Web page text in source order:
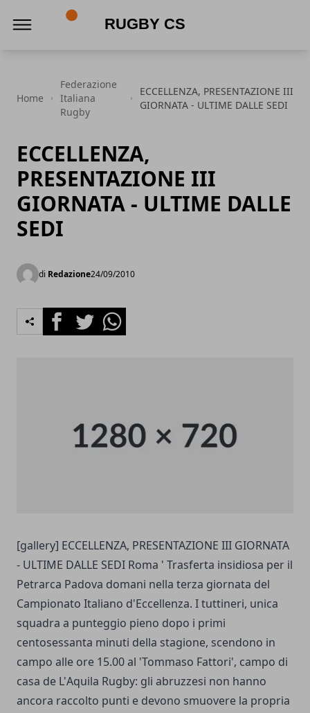
Home
Federazione
Italiana
Rugby
ECCELLENZA, PRESENTAZIONE III
GIORNATA - ULTIME DALLE SEDI
ECCELLENZA,
PRESENTAZIONE III
GIORNATA - ULTIME DALLE
SEDI
di Redazione24/09/2010
FacebookTwitterWhatsapp
[gallery] ECCELLENZA, PRESENTAZIONE III GIORNATA
- ULTIME DALLE SEDI Roma ' Trasferta insidiosa per il
Petrarca Padova domani nella terza giornata del
Campionato Italiano d'Eccellenza. I tuttineri, unica
squadra a punteggio pieno dopo i primi
centosessanta minuti della stagione, scendono in
campo alle ore 15.00 al 'Tommaso Fattori', campo di
casa de L'Aquila Rugby: gli abruzzesi non hanno
ancora raccolto punti e devono smuovere la propria